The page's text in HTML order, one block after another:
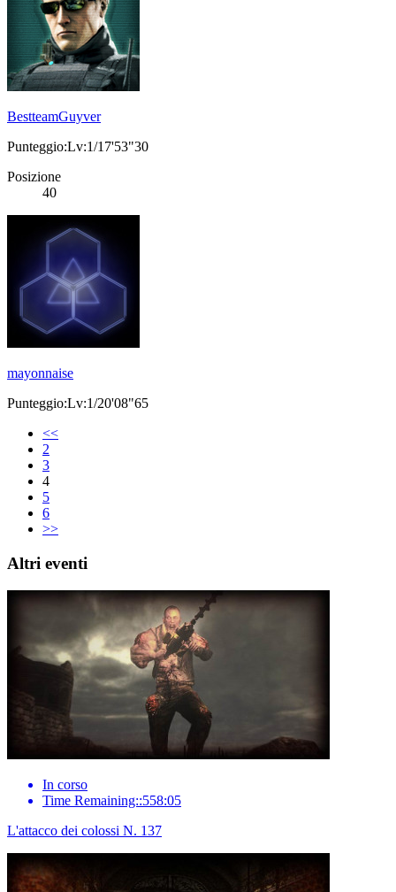
BestteamGuyver
Punteggio:Lv:1/17'53"30
Posizione
40
mayonnaise
Punteggio:Lv:1/20'08"65
<<
2
3
4
5
6
>>
Altri eventi
In corso
Time Remaining::558:05
L'attacco dei colossi N. 137